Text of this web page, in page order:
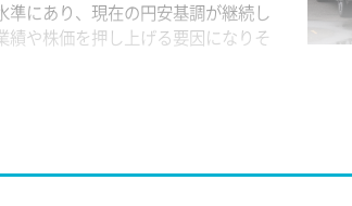
準にあり、現在の円安基調が継続し
績や株価を押し上げる要因になりそ